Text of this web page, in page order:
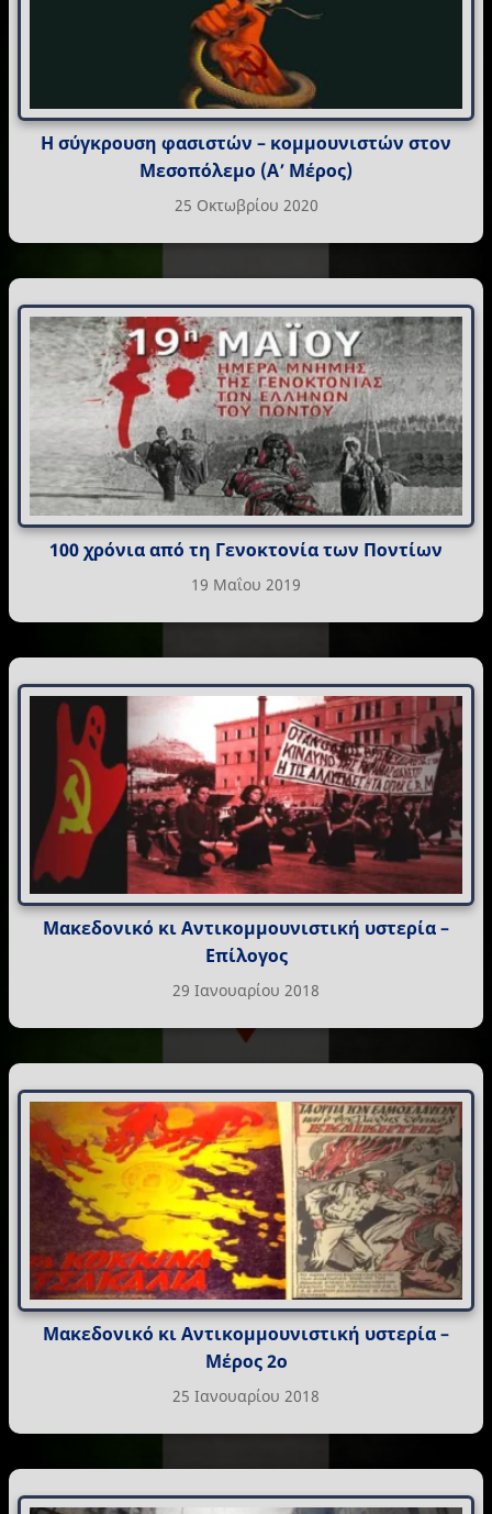
Η σύγκρουση φασιστών – κομμουνιστών στον
Μεσοπόλεμο (Α’ Μέρος)
25 Οκτωβρίου 2020
100 χρόνια από τη Γενοκτονία των Ποντίων
19 Μαΐου 2019
Μακεδονικό κι Αντικομμουνιστική υστερία –
Επίλογος
29 Ιανουαρίου 2018
Μακεδονικό κι Αντικομμουνιστική υστερία –
Μέρος 2ο
25 Ιανουαρίου 2018